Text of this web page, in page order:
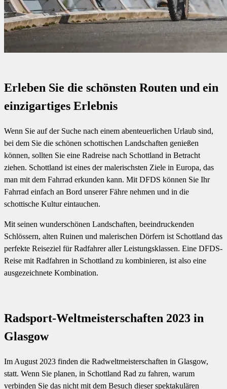
Erleben Sie die schönsten Routen und ein
einzigartiges Erlebnis
Wenn Sie auf der Suche nach einem abenteuerlichen Urlaub sind,
bei dem Sie die schönen schottischen Landschaften genießen
können, sollten Sie eine Radreise nach Schottland in Betracht
ziehen. Schottland ist eines der malerischsten Ziele in Europa, das
man mit dem Fahrrad erkunden kann. Mit DFDS können Sie Ihr
Fahrrad einfach an Bord unserer Fähre nehmen und in die
schottische Kultur eintauchen.
Mit seinen wunderschönen Landschaften, beeindruckenden
Schlössern, alten Ruinen und malerischen Dörfern ist Schottland das
perfekte Reiseziel für Radfahrer aller Leistungsklassen. Eine DFDS-
Reise mit Radfahren in Schottland zu kombinieren, ist also eine
ausgezeichnete Kombination.
Radsport-Weltmeisterschaften 2023 in
Glasgow
Im August 2023 finden die Radweltmeisterschaften in Glasgow,
statt. Wenn Sie planen, in Schottland Rad zu fahren, warum
verbinden Sie das nicht mit dem Besuch dieser spektakulären